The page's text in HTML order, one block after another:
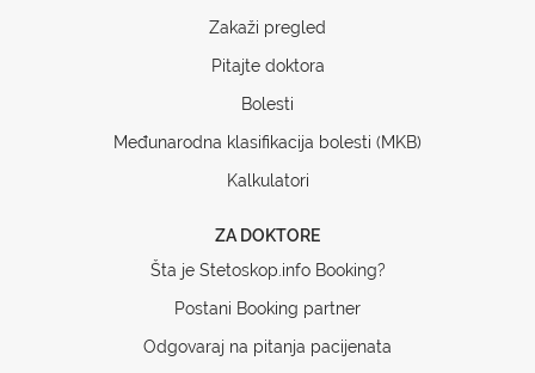
Zakaži pregled
Pitajte doktora
Bolesti
Međunarodna klasifikacija bolesti (MKB)
Kalkulatori
ZA DOKTORE
Šta je Stetoskop.info Booking?
Postani Booking partner
Odgovaraj na pitanja pacijenata